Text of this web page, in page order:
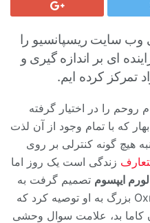
سایت ریسپانسیو را
ای بر اندازه گیری و
تمرکز کرده ایم.
روحم را در اختیار گرفته
که با تمام وجود از آن لذت
هیچ گونه کنترلی بر روی
زندگی است یک روز اما
لورم ایپسوم تصمیم گرفت به
دنیای دور دستور زبان برود. Oxmox بزرگ به او توصیه کرد که
کاما بد، علامت سوال وحشی